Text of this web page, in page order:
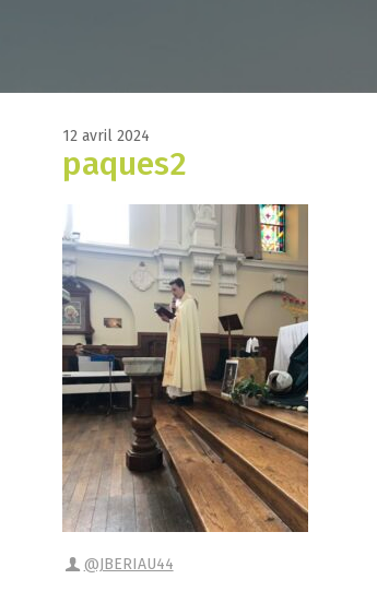
12 avril 2024
paques2
@JBERIAU44